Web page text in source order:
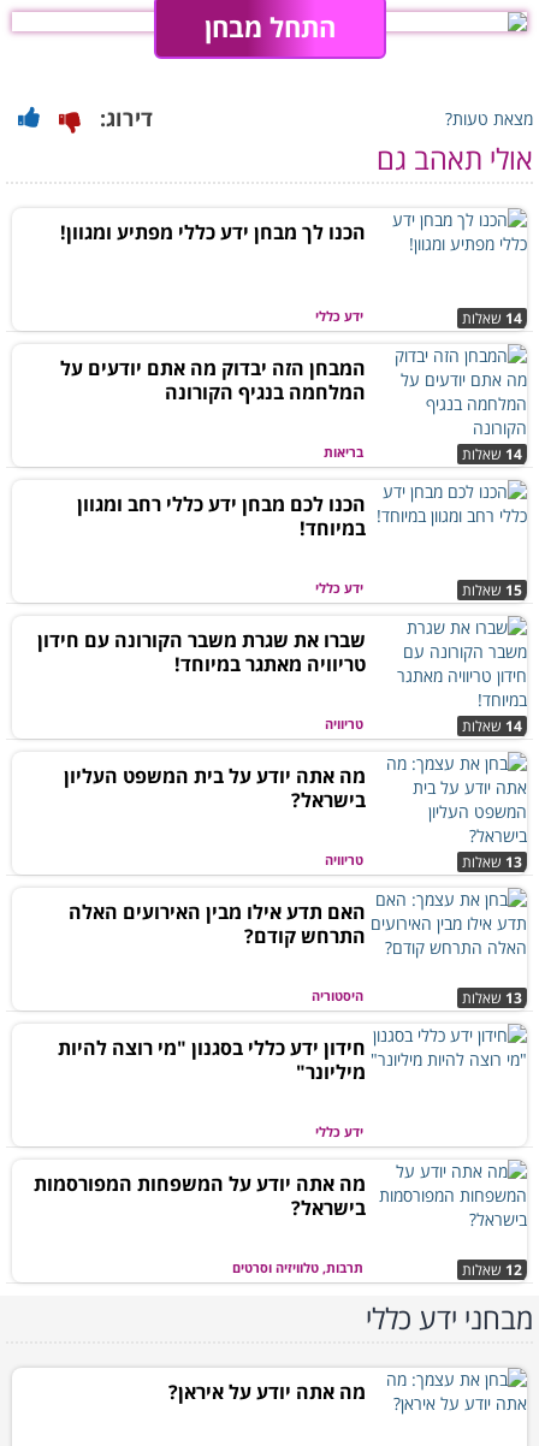
התחל מבחן
מצאת טעות? דירוג:
אולי תאהב גם
ידע כללי 14 שאלות
הכנו לך מבחן ידע כללי מפתיע ומגוון!
בריאות 14 שאלות
המבחן הזה יבדוק מה אתם יודעים על
המלחמה בנגיף הקורונה
ידע כללי 15 שאלות
הכנו לכם מבחן ידע כללי רחב ומגוון
במיוחד!
טריוויה 14 שאלות
שברו את שגרת משבר הקורונה עם חידון
טריוויה מאתגר במיוחד!
טריוויה 13 שאלות
מה אתה יודע על בית המשפט העליון
בישראל?
היסטוריה 13 שאלות
האם תדע אילו מבין האירועים האלה
התרחש קודם?
ידע כללי
חידון ידע כללי בסגנון "מי רוצה להיות
מיליונר"
תרבות, טלוויזיה וסרטים 12 שאלות
מה אתה יודע על המשפחות המפורסמות
בישראל?
מבחני ידע כללי
מה אתה יודע על איראן?